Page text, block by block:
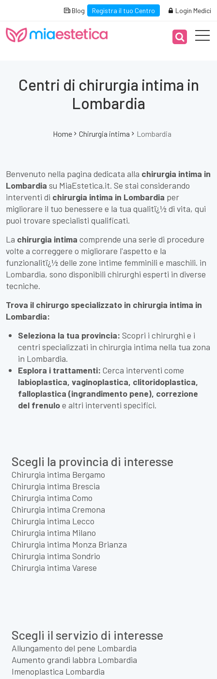
Blog Registra il tuo Centro Login Medici
Centri di chirurgia intima in
Lombardia
Home Chirurgia intima Lombardia
Benvenuto nella pagina dedicata alla chirurgia intima in
Lombardia su MiaEstetica.it. Se stai considerando
interventi di chirurgia intima in Lombardia per
migliorare il tuo benessere e la tua qualitï¿½ di vita, qui
puoi trovare specialisti qualificati.
La chirurgia intima comprende una serie di procedure
volte a correggere o migliorare l'aspetto e la
funzionalitï¿½ delle zone intime femminili e maschili. in
Lombardia, sono disponibili chirurghi esperti in diverse
tecniche.
Trova il chirurgo specializzato in chirurgia intima in
Lombardia:
Seleziona la tua provincia: Scopri i chirurghi e i
centri specializzati in chirurgia intima nella tua zona
in Lombardia.
Esplora i trattamenti: Cerca interventi come
labioplastica, vaginoplastica, clitoridoplastica,
falloplastica (ingrandimento pene), correzione
del frenuloe altri interventi specifici.
Scegli la provincia di interesse
Chirurgia intima Bergamo
Chirurgia intima Brescia
Chirurgia intima Como
Chirurgia intima Cremona
Chirurgia intima Lecco
Chirurgia intima Milano
Chirurgia intima Monza Brianza
Chirurgia intima Sondrio
Chirurgia intima Varese
Scegli il servizio di interesse
Allungamento del pene Lombardia
Aumento grandi labbra Lombardia
Imenoplastica Lombardia